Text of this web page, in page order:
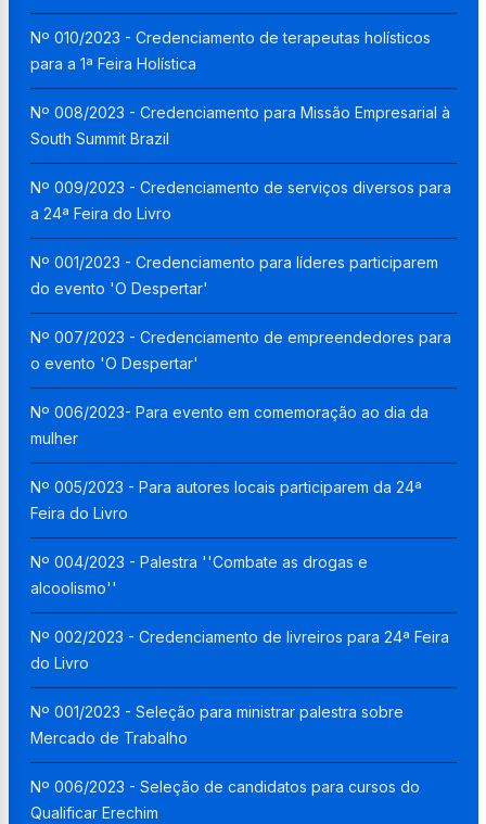
Nº 010/2023 - Credenciamento de terapeutas holísticos
para a 1ª Feira Holística
Nº 008/2023 - Credenciamento para Missão Empresarial à
South Summit Brazil
Nº 009/2023 - Credenciamento de serviços diversos para
a 24ª Feira do Livro
Nº 001/2023 - Credenciamento para líderes participarem
do evento 'O Despertar'
Nº 007/2023 - Credenciamento de empreendedores para
o evento 'O Despertar'
Nº 006/2023- Para evento em comemoração ao dia da
mulher
Nº 005/2023 - Para autores locais participarem da 24ª
Feira do Livro
Nº 004/2023 - Palestra ''Combate as drogas e
alcoolismo''
Nº 002/2023 - Credenciamento de livreiros para 24ª Feira
do Livro
Nº 001/2023 - Seleção para ministrar palestra sobre
Mercado de Trabalho
Nº 006/2023 - Seleção de candidatos para cursos do
Qualificar Erechim